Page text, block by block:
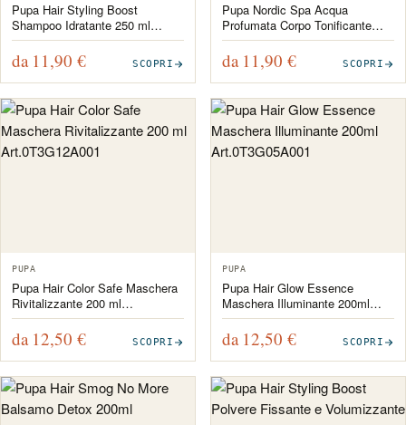
Pupa Hair Styling Boost
Shampoo Idratante 250 ml
Art.0T3G07A001
da 11,90€ SCOPRI
Pupa Nordic Spa Acqua
Profumata Corpo Tonificante
100ml
da 11,90€ SCOPRI
PUPA
Pupa Hair Color Safe Maschera
Rivitalizzante 200 ml
Art.0T3G12A001
da 12,50€ SCOPRI
PUPA
Pupa Hair Glow Essence
Maschera Illuminante 200ml
Art.0T3G05A001
da 12,50€ SCOPRI